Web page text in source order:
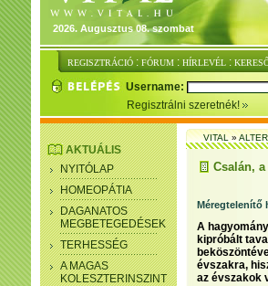
2026. Augusztus 08. szombat
REGISZTRÁCIÓ : FÓRUM : HÍRLEVÉL :
Username:
Regisztrálni szeretnék!
AKTUÁLIS
NYITÓLAP
HOMEOPÁTIA
DAGANATOS
MEGBETEGEDÉSEK
TERHESSÉG
A MAGAS
KOLESZTERINSZINT
VITAL»
Csalán,
Méregtelenítő
A
kipróbált
évszakra,
az évszakok